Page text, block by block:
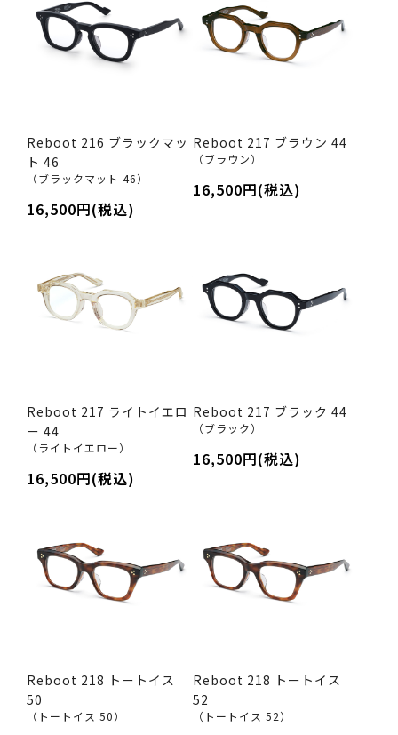
Reboot 216 ブラックマッ
ト 46
（ブラックマット 46）
16,500円(税込)
Reboot 217 ブラウン 44
（ブラウン）
16,500円(税込)
Reboot 217 ライトイエロ
ー 44
（ライトイエロー）
16,500円(税込)
Reboot 217 ブラック 44
（ブラック）
16,500円(税込)
Reboot 218 トートイス
50
（トートイス 50）
Reboot 218 トートイス
52
（トートイス 52）